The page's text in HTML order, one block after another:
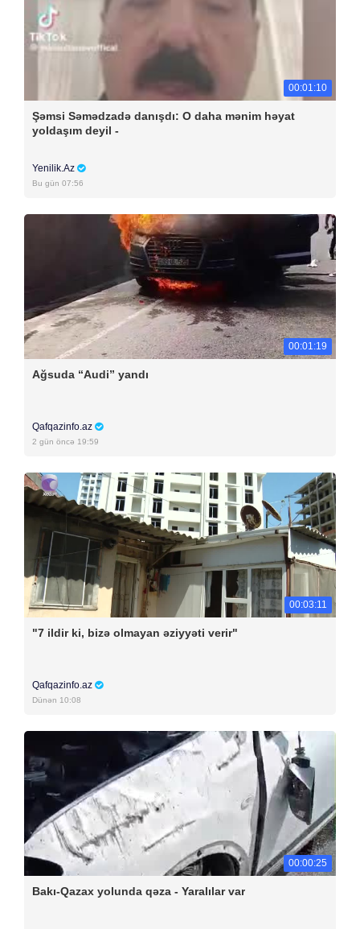
00:01:10
Şəmsi Səmədzadə danışdı: O daha mənim həyat
yoldaşım deyil -
Yenilik.Az
Bu gün 07:56
00:01:19
Ağsuda “Audi” yandı
Qafqazinfo.az
2 gün öncə 19:59
00:03:11
"7 ildir ki, bizə olmayan əziyyəti verir"
Qafqazinfo.az
Dünən 10:08
00:00:25
Bakı-Qazax yolunda qəza - Yaralılar var